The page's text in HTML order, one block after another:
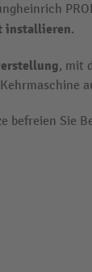
installieren.
, mit
Sie